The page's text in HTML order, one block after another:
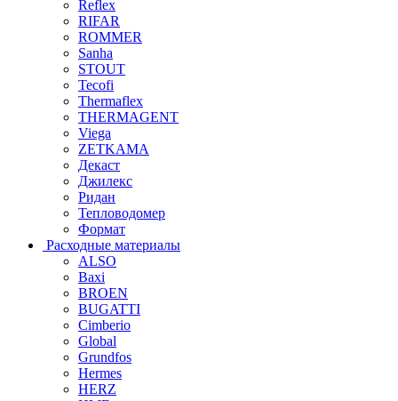
Reflex
RIFAR
ROMMER
Sanha
STOUT
Tecofi
Thermaflex
THERMAGENT
Viega
ZETKAMA
Декаст
Джилекс
Ридан
Тепловодомер
Формат
Расходные материалы
ALSO
Baxi
BROEN
BUGATTI
Cimberio
Global
Grundfos
Hermes
HERZ